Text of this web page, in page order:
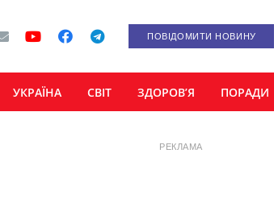
ПОВІДОМИТИ НОВИНУ
УКРАЇНА СВІТ ЗДОРОВ’Я ПОРАДИ
РЕКЛАМА